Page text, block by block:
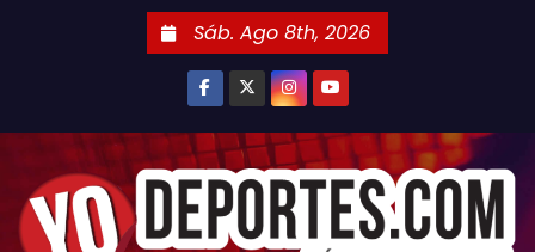
Sáb. Ago 8th, 2026